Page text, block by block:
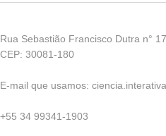
Rua Sebastião Francisco Dutra n°
CEP: 30081-180
E-mail que usamos:
+55 34 99341-1903